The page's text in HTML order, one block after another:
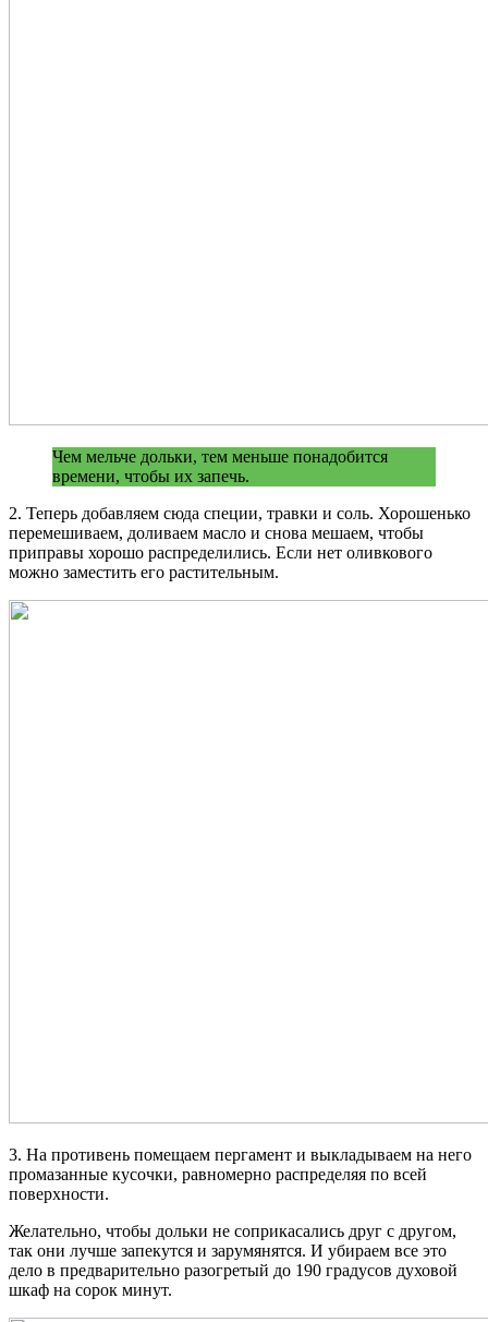
Чем мельче дольки, тем меньше понадобится
времени, чтобы их запечь.
2. Теперь добавляем сюда специи, травки и соль. Хорошенько
перемешиваем, доливаем масло и снова мешаем, чтобы
приправы хорошо распределились. Если нет оливкового
можно заместить его растительным.
3. На противень помещаем пергамент и выкладываем на него
промазанные кусочки, равномерно распределяя по всей
поверхности.
Желательно, чтобы дольки не соприкасались друг с другом,
так они лучше запекутся и зарумянятся. И убираем все это
дело в предварительно разогретый до 190 градусов духовой
шкаф на сорок минут.